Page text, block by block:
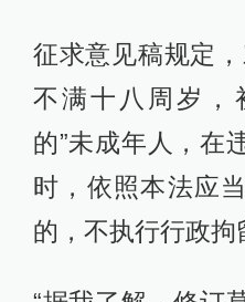
征求意见稿规定
不满十八周岁，
的”未成年人，在
时，依照本法应
的，不执行行政拘